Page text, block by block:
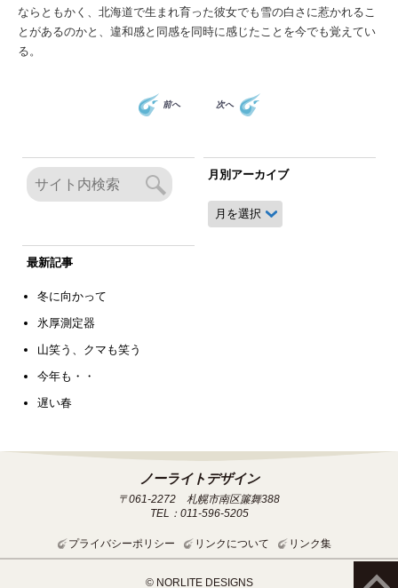
ならともかく、北海道で生まれ育った彼女でも雪の白さに惹かれるこ
とがあるのかと、違和感と同感を同時に感じたことを今でも覚えてい
る。
前へ 次へ
月別アーカイブ
月
別
最新記事
冬に向かって
氷厚測定器
山笑う、クマも笑う
今年も・・
遅い春
ノーライトデザイン
〒061-2272 札幌市南区簾舞388
TEL：011-596-5205
プライバシーポリシー リンクについて リンク集
© NORLITE DESIGNS